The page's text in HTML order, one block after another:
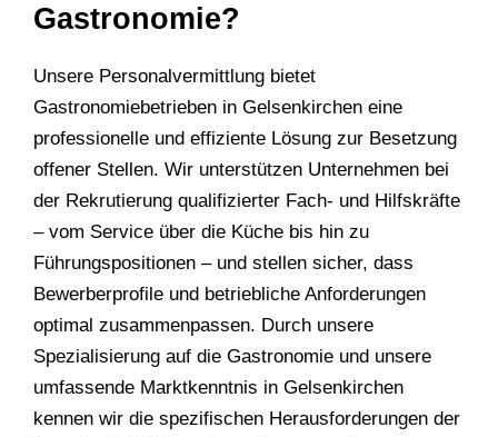
Gastronomie?
Unsere Personalvermittlung bietet
Gastronomiebetrieben in Gelsenkirchen eine
professionelle und effiziente Lösung zur Besetzung
offener Stellen. Wir unterstützen Unternehmen bei
der Rekrutierung qualifizierter Fach- und Hilfskräfte
– vom Service über die Küche bis hin zu
Führungspositionen – und stellen sicher, dass
Bewerberprofile und betriebliche Anforderungen
optimal zusammenpassen. Durch unsere
Spezialisierung auf die Gastronomie und unsere
umfassende Marktkenntnis in Gelsenkirchen
kennen wir die spezifischen Herausforderungen der